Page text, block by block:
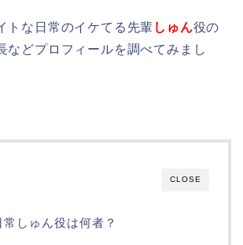
トな日常のイケてる先輩 しゅん役の
などプロフィールを調べてみまし
CLOSE
しゅん役は何者？